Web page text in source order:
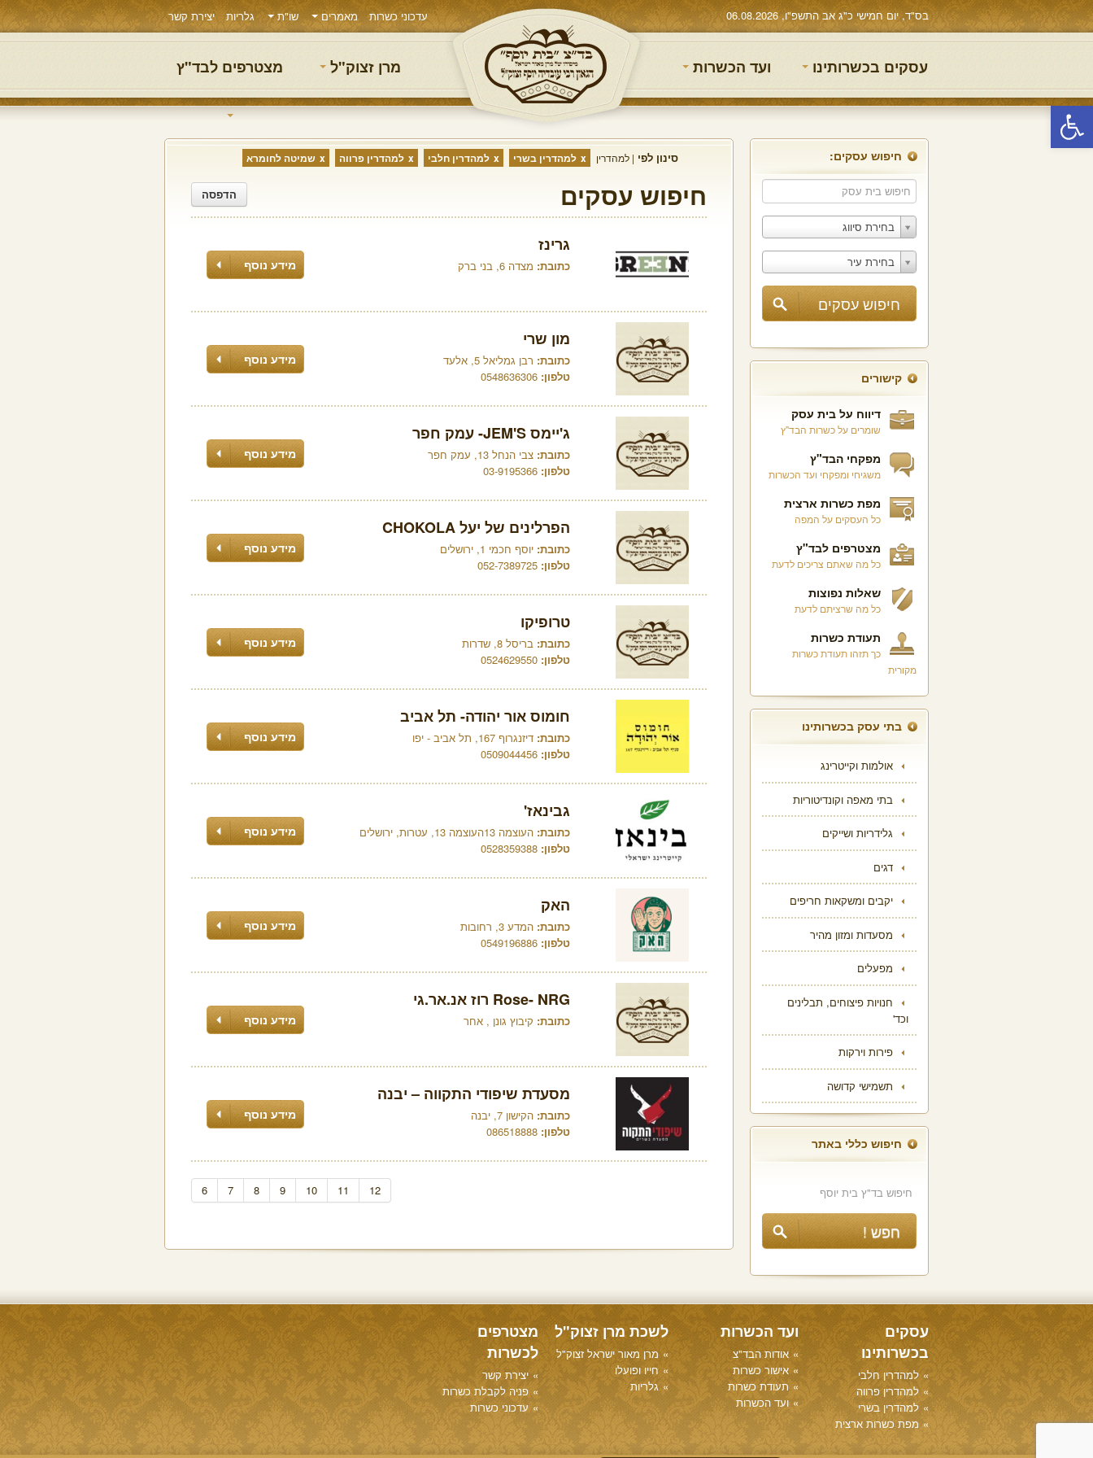
פתח סרגל נגישות
בס"ד, יום חמישי כ"ג אב התשפ"ו, 06.08.2026 עדכוני כשרות מאמרים שו"ת גלריות יצירת קשר
עסקים בכשרותינו ועד הכשרות מרן זצוק"ל מצטרפים לבד"ץ
חיפוש עסקים:
בחירת סיווג
בחירת עיר
קישורים
דיווח על בית עסק
שומרים על כשרות הבד"ץ
מפקחי הבד"ץ
משגיחי ומפקחי ועד הכשרות
מפת כשרות ארצית
כל העסקים על המפה
מצטרפים לבד"ץ
כל מה שאתם צריכים לדעת
שאלות נפוצות
כל מה שרציתם לדעת
תעודת כשרות
כך תזהו תעודת כשרות
מקורית
בתי עסק בכשרותינו
אולמות וקייטרינג
בתי מאפה וקונדיטוריות
גלידריות ושייקים
דגים
יקבים ומשקאות חריפים
מסעדות ומזון מהיר
מפעלים
חנויות פיצוחים, תבלינים
וכד'
פירות וירקות
תשמישי קדושה
חיפוש כללי באתר
סינון לפי למהדרין למהדרין בשרי למהדרין חלבי למהדרין פרווה שמיטה לחומרא
חיפוש עסקים הדפסה
גרינז
כתובת: מצדה 6, בני ברק מידע נוסף
מון שרי
כתובת: רבן גמליאל 5, אלעד
טלפון: 0548636306
מידע נוסף
ג'יימס JEM'S- עמק חפר
כתובת: צבי הנחל 13, עמק חפר
טלפון: 03-9195366
מידע נוסף
הפרלינים של יעל CHOKOLA
כתובת: יוסף חכמי 1, ירושלים
טלפון: 052-7389725
מידע נוסף
טרופיקו
כתובת: בריסל 8, שדרות
טלפון: 0524629550
מידע נוסף
חומוס אור יהודה- תל אביב
כתובת: דיזנגרוף 167, תל אביב - יפו
טלפון: 0509044456
מידע נוסף
גבינאז'
כתובת: העוצמה 13העוצמה 13, עטרות, ירושלים
טלפון: 0528359388
מידע נוסף
האק
כתובת: המדע 3, רחובות
טלפון: 0549196886
מידע נוסף
Rose- NRG רוז אנ.אר.גי
כתובת: קיבוץ גונן , אחר מידע נוסף
מסעדת שיפודי התקווה – יבנה
כתובת: הקישון 7, יבנה
טלפון: 086518888
מידע נוסף
6 7 8 9 10 11 12
עסקים
בכשרותינו
למהדרין חלבי
למהדרין פרווה
למהדרין בשרי
מפת כשרות ארצית
ועד הכשרות
אודות הבד"צ
אישור כשרות
תעודת כשרות
ועד הכשרות
לשכת מרן זצוק"ל
מרן מאור ישראל זצוק"ל
חייו ופועלו
גלריות
מצטרפים
לכשרות
יצירת קשר
פניה לקבלת כשרות
עדכוני כשרות